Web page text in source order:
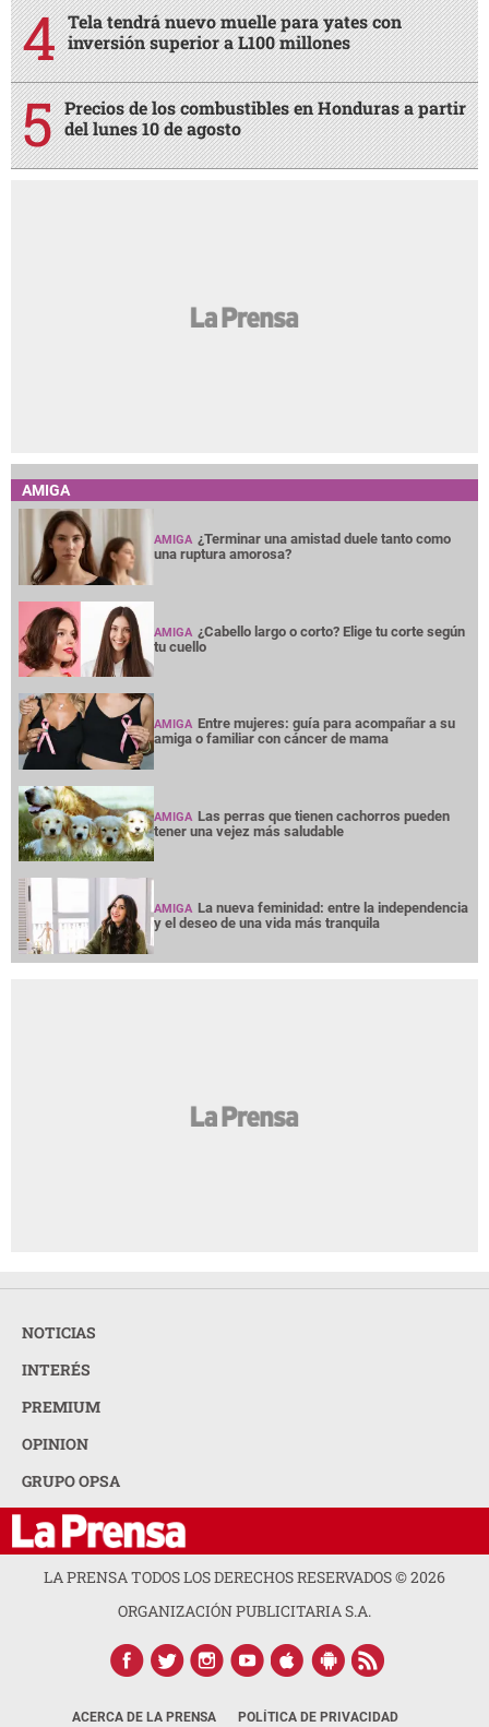
Tela tendrá nuevo muelle para yates con
inversión superior a L100 millones
Precios de los combustibles en Honduras a partir
del lunes 10 de agosto
AMIGA
AMIGA ¿Terminar una amistad duele tanto como
una ruptura amorosa?
AMIGA ¿Cabello largo o corto? Elige tu corte según
tu cuello
AMIGA Entre mujeres: guía para acompañar a su
amiga o familiar con cáncer de mama
AMIGA Las perras que tienen cachorros pueden
tener una vejez más saludable
AMIGA La nueva feminidad: entre la independencia
y el deseo de una vida más tranquila
NOTICIAS
INTERÉS
PREMIUM
OPINION
GRUPO OPSA
LA PRENSA TODOS LOS DERECHOS RESERVADOS ©2026
ORGANIZACIÓN PUBLICITARIA S.A.
ACERCA DE LA PRENSA POLÍTICA DE PRIVACIDAD